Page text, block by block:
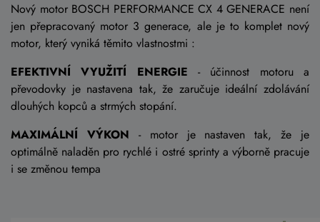
Nový motor BOSCH PERFORMANCE CX 4 GENERACE není
jen přepracovaný motor 3 generace, ale je to komplet nový
motor, který vyniká těmito vlastnostmi :
EFEKTIVNÍ VYUŽITÍ ENERGIE - účinnost motoru a
převodovky je nastavena tak, že zaručuje ideální zdolávání
dlouhých kopců a strmých stopání.
MAXIMÁLNÍ VÝKON - motor je nastaven tak, že je
optimálně naladěn pro rychlé i ostré sprinty a výborně pracuje
i se změnou tempa